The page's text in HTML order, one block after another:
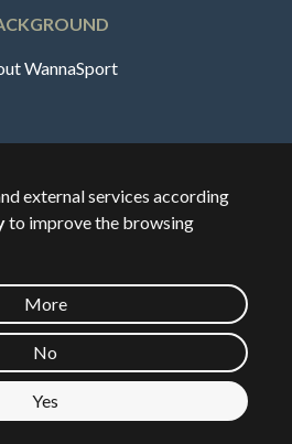
WannaSport
🇸🇪Sverige
Wannasport.dk
Private data
external services according
to improve the browsing
More
No
Yes